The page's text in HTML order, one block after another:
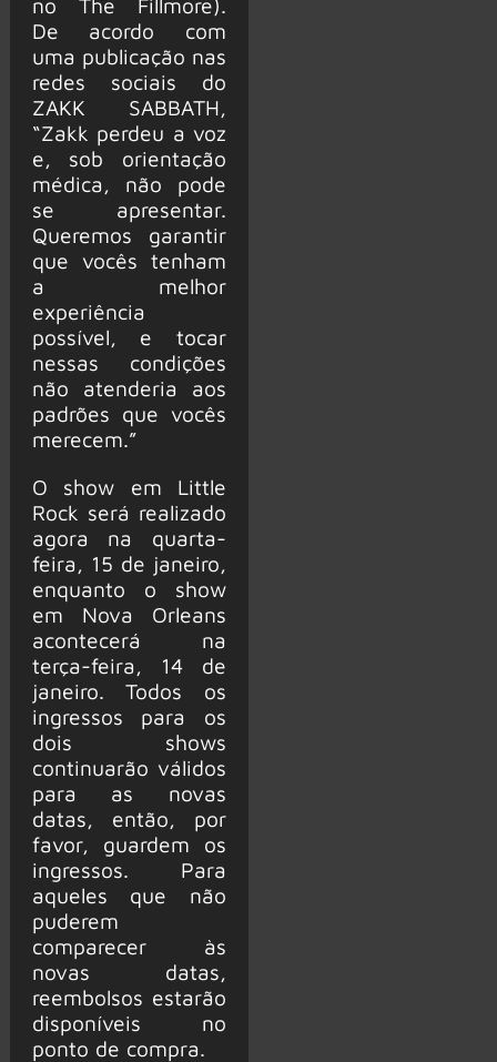
no The Fillmore).
De acordo com
uma publicação nas
redes sociais do
ZAKK SABBATH,
“Zakk perdeu a voz
e, sob orientação
médica, não pode
se apresentar.
Queremos garantir
que vocês tenham
a melhor
experiência
possível, e tocar
nessas condições
não atenderia aos
padrões que vocês
merecem.”
O show em Little
Rock será realizado
agora na quarta-
feira, 15 de janeiro,
enquanto o show
em Nova Orleans
acontecerá na
terça-feira, 14 de
janeiro. Todos os
ingressos para os
dois shows
continuarão válidos
para as novas
datas, então, por
favor, guardem os
ingressos. Para
aqueles que não
puderem
comparecer às
novas datas,
reembolsos estarão
disponíveis no
ponto de compra.